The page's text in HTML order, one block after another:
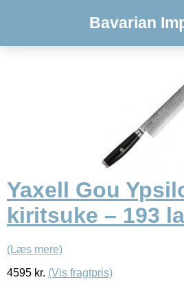
Bavarian
Yaxell Gou
kiritsuke – 193
(Læs mere)
4595 kr. (Vis fragtpris)